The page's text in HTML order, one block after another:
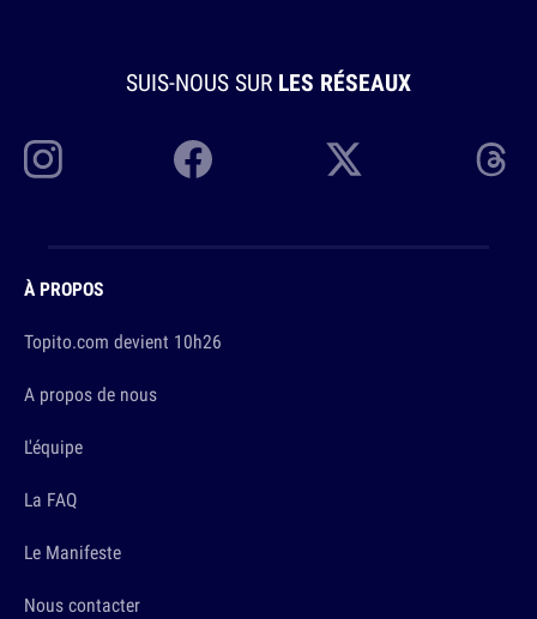
SUIS-NOUS SUR LES RÉSEAUX
À PROPOS
Topito.com devient 10h26
A propos de nous
L'équipe
La FAQ
Le Manifeste
Nous contacter